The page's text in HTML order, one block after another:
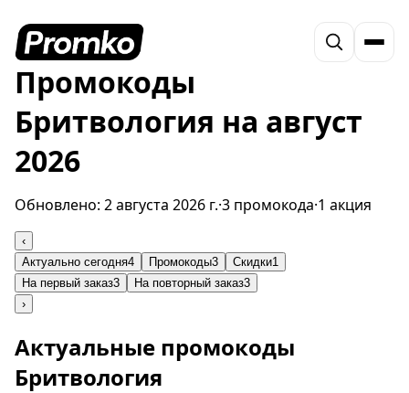
Промокоды
Бритвология на август
2026
Обновлено: 2 августа 2026 г.·3 промокода·1 акция
‹
Актуально сегодня4 Промокоды3 Скидки1
На первый заказ3 На повторный заказ3
›
Актуальные промокоды
Бритвология